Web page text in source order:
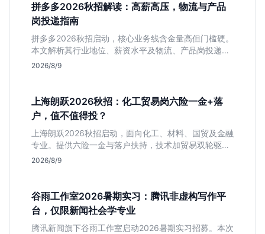
拼多多2026秋招解读：高薪高压，物流与产品
岗投递指南
拼多多2026秋招启动，核心业务线含金量高但门槛硬。
本文解析其行业地位、薪资水平及物流、产品岗投递策
略，助你判断是否适合这种高强度职业起步。
2026/8/9
上海朗跃2026秋招：化工贸易岗六险一金+落
户，值不值得投？
上海朗跃2026秋招启动，面向化工、材料、国贸及金融
专业。提供六险一金与落户扶持，技术加贸易双轮驱动
模式稳定性高。本文解读岗位需求与福利含金量，帮应
2026/8/9
谷雨工作室2026暑期实习：腾讯非虚构写作平
台，仅限新闻社会学专业
腾讯新闻旗下谷雨工作室启动2026暑期实习招募。本次